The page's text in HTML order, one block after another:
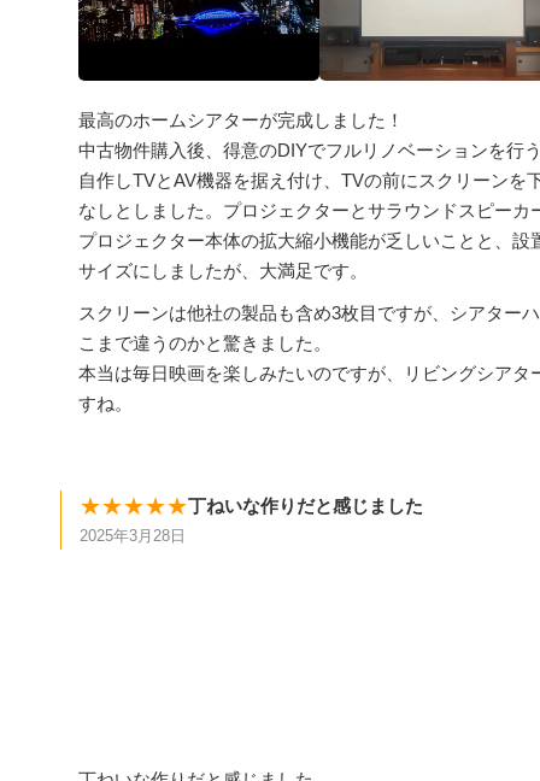
最高のホームシアターが完成しました！
中古物件購入後、得意のDIYでフルリノベーションを行
自作しTVとAV機器を据え付け、TVの前にスクリーン
なしとしました。プロジェクターとサラウンドスピー
プロジェクター本体の拡大縮小機能が乏しいことと、
サイズにしましたが、大満足です。
スクリーンは他社の製品も含め3枚目ですが、シアター
こまで違うのかと驚きました。
本当は毎日映画を楽しみたいのですが、リビングシア
すね。
★★★★★丁ねいな作りだと感じました
2025年3月28日